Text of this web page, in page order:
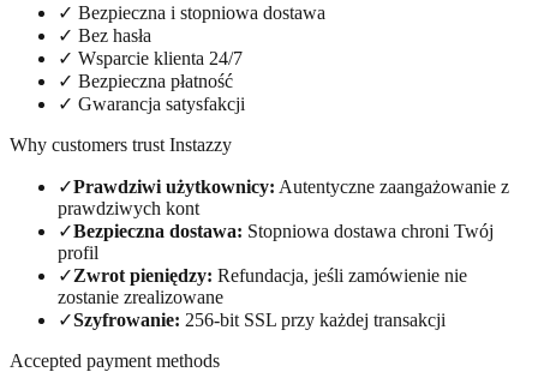
✓ Bezpieczna i stopniowa dostawa
✓ Bez hasła
✓ Wsparcie klienta 24/7
✓ Bezpieczna płatność
✓ Gwarancja satysfakcji
Why customers trust Instazzy
✓Prawdziwi użytkownicy: Autentyczne zaangażowanie z
prawdziwych kont
✓Bezpieczna dostawa: Stopniowa dostawa chroni Twój
profil
✓Zwrot pieniędzy: Refundacja, jeśli zamówienie nie
zostanie zrealizowane
✓Szyfrowanie: 256-bit SSL przy każdej transakcji
Accepted payment methods